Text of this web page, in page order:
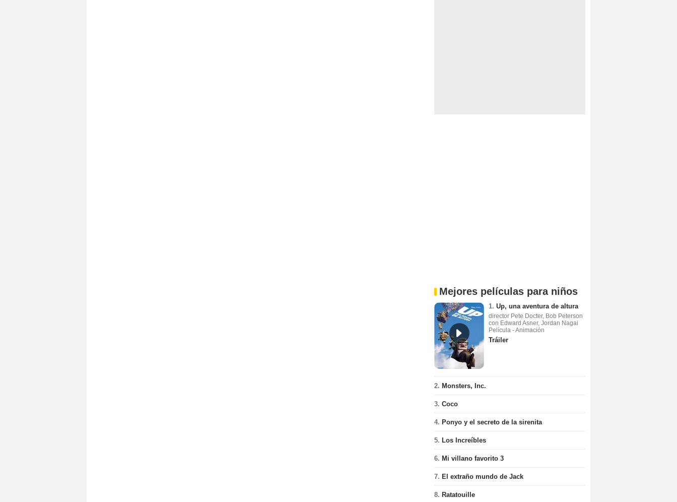
Mejores películas para niños
1. Up, una aventura de altura
director Pete Docter, Bob Peterson
con Edward Asner, Jordan Nagai
Película - Animación
Tráiler
2. Monsters, Inc.
3. Coco
4. Ponyo y el secreto de la sirenita
5. Los Increíbles
6. Mi villano favorito 3
7. El extraño mundo de Jack
8. Ratatouille